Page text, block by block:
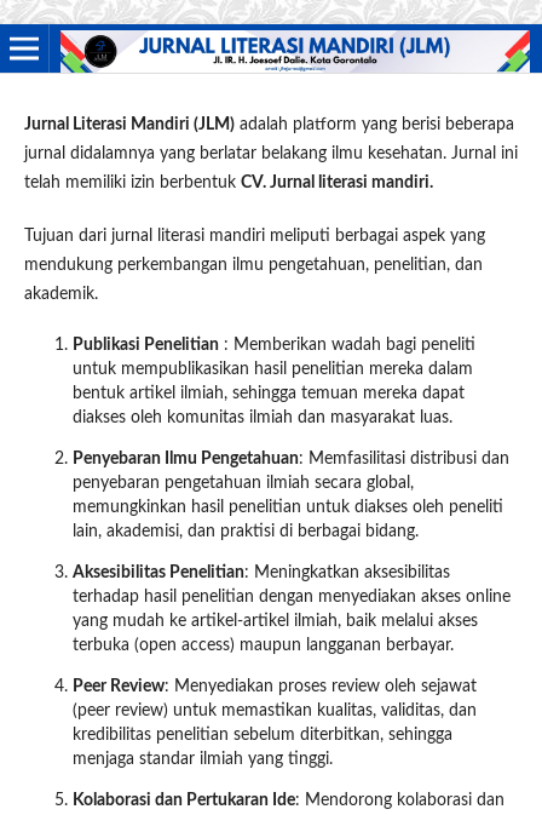
Jurnal Literasi Mandiri (JLM)adalah platform yang berisi beberapa
jurnal didalamnya yang berlatar belakang ilmu kesehatan. Jurnal ini
telah memiliki izin berbentuk CV. Jurnal literasi mandiri.
Tujuan dari jurnal literasi mandiri meliputi berbagai aspek yang
mendukung perkembangan ilmu pengetahuan, penelitian, dan
akademik.
Publikasi Penelitian: Memberikan wadah bagi peneliti
untuk mempublikasikan hasil penelitian mereka dalam
bentuk artikel ilmiah, sehingga temuan mereka dapat
diakses oleh komunitas ilmiah dan masyarakat luas.
Penyebaran Ilmu Pengetahuan: Memfasilitasi distribusi dan
penyebaran pengetahuan ilmiah secara global,
memungkinkan hasil penelitian untuk diakses oleh peneliti
lain, akademisi, dan praktisi di berbagai bidang.
Aksesibilitas Penelitian: Meningkatkan aksesibilitas
terhadap hasil penelitian dengan menyediakan akses online
yang mudah ke artikel-artikel ilmiah, baik melalui akses
terbuka (open access) maupun langganan berbayar.
Peer Review: Menyediakan proses review oleh sejawat
(peer review) untuk memastikan kualitas, validitas, dan
kredibilitas penelitian sebelum diterbitkan, sehingga
menjaga standar ilmiah yang tinggi.
Kolaborasi dan Pertukaran Ide: Mendorong kolaborasi dan